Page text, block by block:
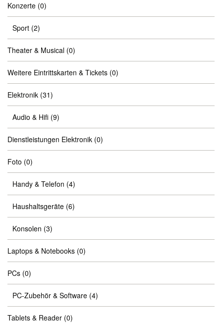
Konzerte (0)
Sport (2)
Theater & Musical (0)
Weitere Eintrittskarten & Tickets (0)
Elektronik (31)
Audio & Hifi (9)
Dienstleistungen Elektronik (0)
Foto (0)
Handy & Telefon (4)
Haushaltsgeräte (6)
Konsolen (3)
Laptops & Notebooks (0)
PCs (0)
PC-Zubehör & Software (4)
Tablets & Reader (0)